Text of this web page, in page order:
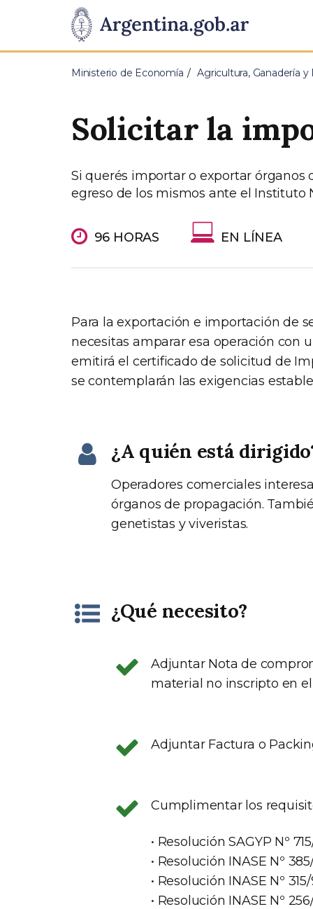
Presidencia
de
Pasar al contenido principal
Ministerio de Economía Agricultura, Ganadería y
Solicitar la
Si querés importar o exportar órganos
egreso de los mismos ante el Instituto
96 HORAS EN LÍNEA
Para la exportación e importación de
necesitas amparar esa operación con
emitirá el certificado de solicitud de
se contemplarán las exigencias
¿A quién está
Operadores comerciales
órganos de propagación.
genetistas y viveristas.
¿Qué necesito?
Adjuntar Nota de
material no inscripto en
Adjuntar Factura o
Cumplimentar los
• Resolución SAGYP Nº
• Resolución INASE Nº
• Resolución INASE Nº
• Resolución INASE Nº